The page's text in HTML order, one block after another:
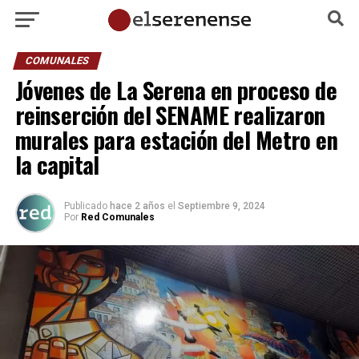
COMUNALES
Jóvenes de La Serena en proceso de
reinserción del SENAME realizaron
murales para estación del Metro en
la capital
Publicado hace 2 años el Septiembre 9, 2024
Por Red Comunales